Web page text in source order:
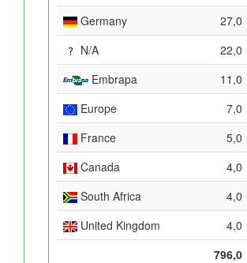
Germany 27,0
N/A
22,0
Embrapa
11,0
Europe
7,0
France
5,0
Canada
4,0
South Africa
4,0
United Kingdom
4,0
796,0